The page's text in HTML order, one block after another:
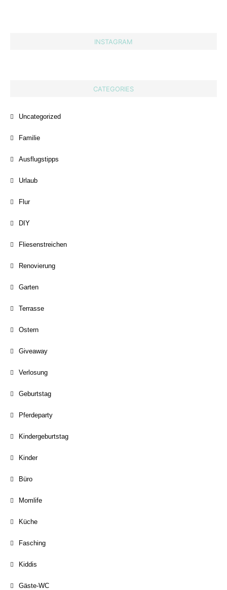
INSTAGRAM
CATEGORIES
Uncategorized
Familie
Ausflugstipps
Urlaub
Flur
DIY
Fliesenstreichen
Renovierung
Garten
Terrasse
Ostern
Giveaway
Verlosung
Geburtstag
Pferdeparty
Kindergeburtstag
Kinder
Büro
Momlife
Küche
Fasching
Kiddis
Gäste-WC